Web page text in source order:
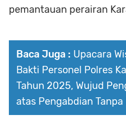
pemantauan perairan
Baca Juga : Upacara
Bakti Personel Polres
Tahun 2025, Wujud
atas Pengabdian Tanpa